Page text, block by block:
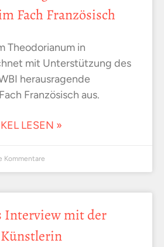
Fach Französisch
Theodorianum in
mit Unterstützung des
herausragende
Französisch aus.
LESEN »
Kommentare
Interview mit der